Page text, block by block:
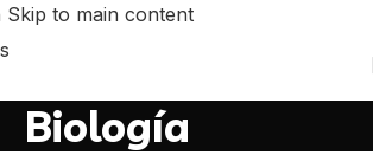
Skip to main content
Biología